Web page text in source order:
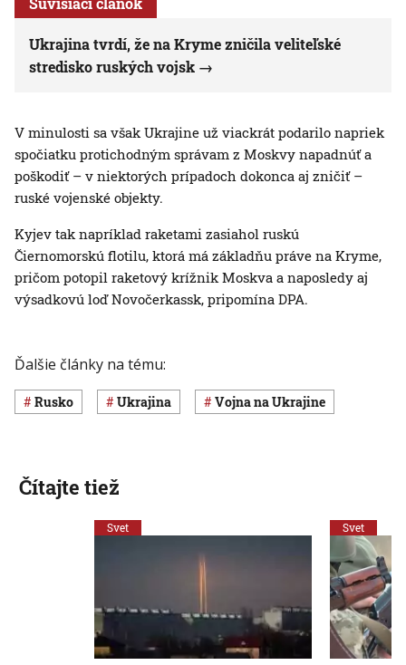
Ukrajina tvrdí, že na Kryme zničila veliteľské
stredisko ruských vojsk
V minulosti sa však Ukrajine už viackrát podarilo napriek
spočiatku protichodným správam z Moskvy napadnúť a
poškodiť – v niektorých prípadoch dokonca aj zničiť –
ruské vojenské objekty.
Kyjev tak napríklad raketami zasiahol ruskú
Čiernomorskú flotilu, ktorá má základňu práve na Kryme,
pričom potopil raketový krížnik Moskva a naposledy aj
výsadkovú loď Novočerkassk, pripomína DPA.
Ďalšie články na tému:
Rusko Ukrajina vojna na Ukrajine
Čítajte tiež
Svet Svet